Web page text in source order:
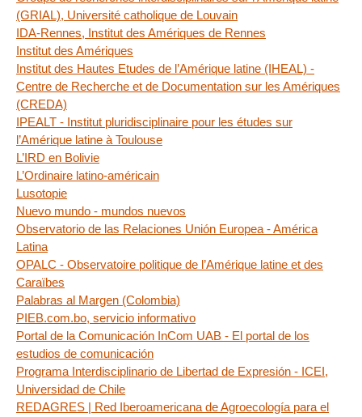
(GRIAL), Université catholique de Louvain
IDA-Rennes, Institut des Amériques de Rennes
Institut des Amériques
Institut des Hautes Etudes de l’Amérique latine (IHEAL) -
Centre de Recherche et de Documentation sur les Amériques
(CREDA)
IPEALT - Institut pluridisciplinaire pour les études sur
l’Amérique latine à Toulouse
L’IRD en Bolivie
L’Ordinaire latino-américain
Lusotopie
Nuevo mundo - mundos nuevos
Observatorio de las Relaciones Unión Europea - América
Latina
OPALC - Observatoire politique de l’Amérique latine et des
Caraïbes
Palabras al Margen (Colombia)
PIEB.com.bo, servicio informativo
Portal de la Comunicación InCom UAB - El portal de los
estudios de comunicación
Programa Interdisciplinario de Libertad de Expresión - ICEI,
Universidad de Chile
REDAGRES | Red Iberoamericana de Agroecología para el